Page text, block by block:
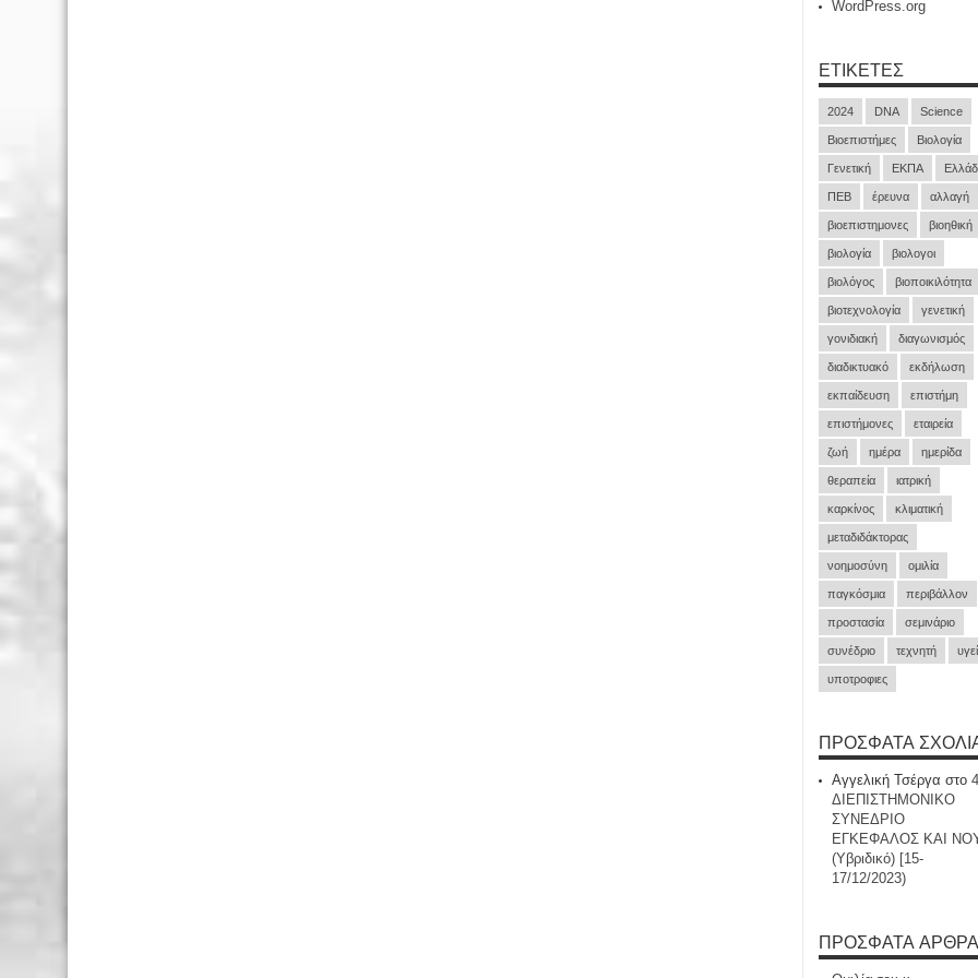
WordPress.org
ΕΤΙΚΈΤΕΣ
2024 DNA Science
Βιοεπιστήμες Βιολογία
Γενετική ΕΚΠΑ
ΠΕΒ έρευνα αλλαγή
βιοεπιστημονες βιοηθική
βιολογία βιολογοι
βιολόγος βιοποικιλότητα
βιοτεχνολογία γενετική
γονιδιακή διαγωνισμός
διαδικτυακό εκδήλωση
εκπαίδευση επιστήμη
επιστήμονες εταιρεία
ζωή ημέρα ημερίδα
θεραπεία ιατρική
καρκίνος κλιματική
μεταδιδάκτορας
νοημοσύνη ομιλία
παγκόσμια περιβάλλον
προστασία σεμινάριο
συνέδριο τεχνητή
υποτροφιες
ΠΡΌΣΦΑΤΑ
Αγγελική Τσέργα στο
ΔΙΕΠΙΣΤΗΜΟΝΙΚΟ
ΣΥΝΕΔΡΙΟ
ΕΓΚΕΦΑΛΟΣ ΚΑΙ
(Υβριδικό) [15-
17/12/2023)
ΠΡΌΣΦΑΤΑ ΆΡΘΡΑ